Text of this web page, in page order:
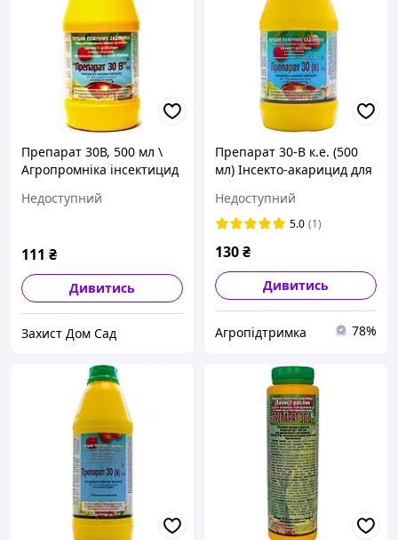
Препарат 30В, 500 мл \
Агропромніка інсектицид
осіннього і літнього
Недоступний
111 ₴
Дивитись
Захист Дом Сад
Препарат 30-В к.е. (500
мл) Інсекто-акарицид для
Недоступний
5.0 (1)
130₴
Дивитись
Агропідтримка 78%